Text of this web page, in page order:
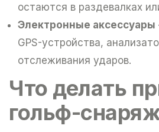
остаются в раздевалках
Электронные аксессуары
GPS-устройства,
отслеживания ударов.
Что делать
гольф-